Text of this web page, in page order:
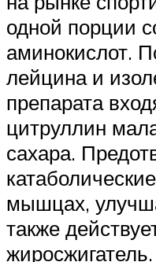
одной порции
аминокислот.
лейцина и
препарата
цитруллин
сахара.
мышцах,
также